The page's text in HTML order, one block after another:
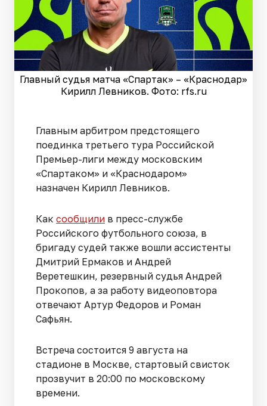
Главный судья матча «Спартак» – «Краснодар»
Кирилл Левников. Фото: rfs.ru
Главным арбитром предстоящего
поединка третьего тура Российской
Премьер-лиги между московским
«Спартаком» и «Краснодаром»
назначен Кирилл Левников.
Как сообщили в пресс-службе
Российского футбольного союза, в
бригаду судей также вошли ассистенты
Дмитрий Ермаков и Андрей
Веретешкин, резервный судья Андрей
Прокопов, а за работу видеоповтора
отвечают Артур Федоров и Роман
Сафьян.
Встреча состоится 9 августа на
стадионе в Москве, стартовый свисток
прозвучит в 20:00 по московскому
времени.